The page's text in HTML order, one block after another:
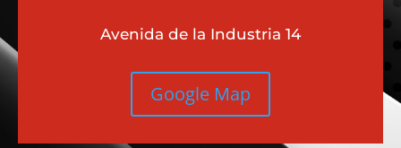
Avenida de la Industria 14
Google Map